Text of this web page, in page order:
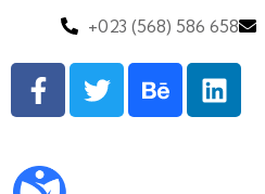
+023 (568) 586 658